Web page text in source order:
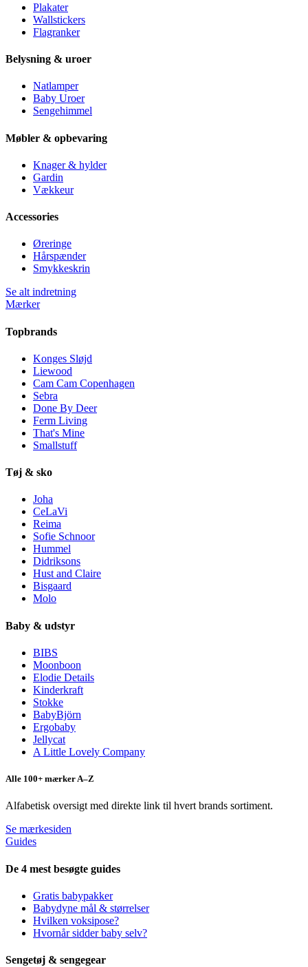
Plakater
Wallstickers
Flagranker
Belysning & uroer
Natlamper
Baby Uroer
Sengehimmel
Møbler & opbevaring
Knager & hylder
Gardin
Vækkeur
Accessories
Øreringe
Hårspænder
Smykkeskrin
Se alt indretning
Mærker
Topbrands
Konges Sløjd
Liewood
Cam Cam Copenhagen
Sebra
Done By Deer
Ferm Living
That's Mine
Smallstuff
Tøj & sko
Joha
CeLaVi
Reima
Sofie Schnoor
Hummel
Didriksons
Hust and Claire
Bisgaard
Molo
Baby & udstyr
BIBS
Moonboon
Elodie Details
Kinderkraft
Stokke
BabyBjörn
Ergobaby
Jellycat
A Little Lovely Company
Alle 100+ mærker A–Z
Alfabetisk oversigt med direkte link til hvert brands sortiment.
Se mærkesiden
Guides
De 4 mest besøgte guides
Gratis babypakker
Babydyne mål & størrelser
Hvilken voksipose?
Hvornår sidder baby selv?
Sengetøj & sengegear